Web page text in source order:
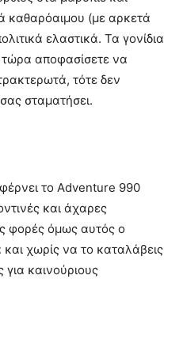
καθαρόαιμου (με αρκετά
ελαστικά. Τα γονίδια
τώρα αποφασίσετε να
τότε δεν
σταματήσει.
το Adventure 990
και άχαρες
φορές όμως αυτός ο
χωρίς να το καταλάβεις
για καινούριους